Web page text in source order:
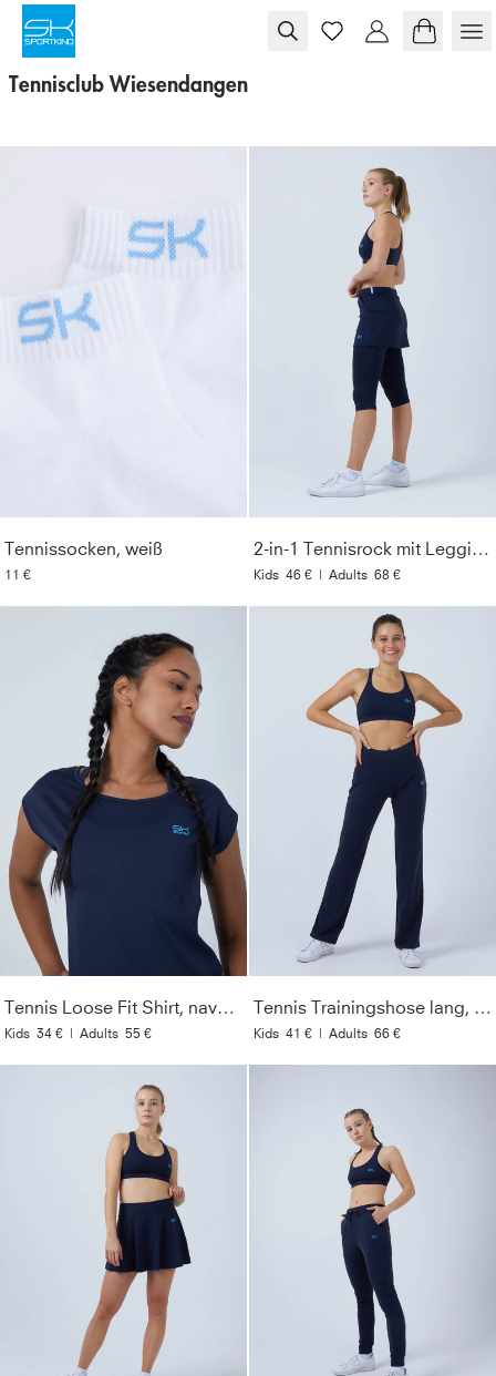
Tennisclub Wiesendangen
Tennissocken, weiß
11 €
2-in-1 Tennisrock mit Leggings / Skapri, navy blau
Kids 46 € | Adults 68 €
Tennis Loose Fit Shirt, navy blau
Kids 34 € | Adults 55 €
Tennis Trainingshose lang, navy blau
Kids 41 € | Adults 66 €